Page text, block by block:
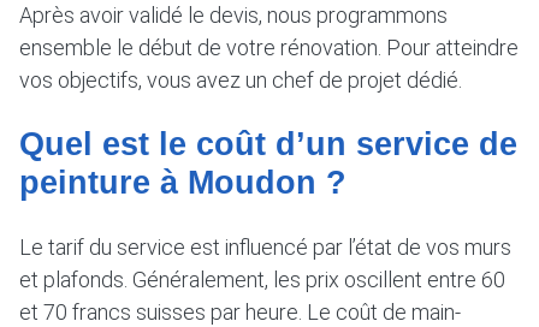
Après avoir validé le devis, nous programmons
ensemble le début de votre rénovation. Pour atteindre
vos objectifs, vous avez un chef de projet dédié.
Quel est le coût d’un service de
peinture à Moudon ?
Le tarif du service est influencé par l’état de vos murs
et plafonds. Généralement, les prix oscillent entre 60
et 70 francs suisses par heure. Le coût de main-